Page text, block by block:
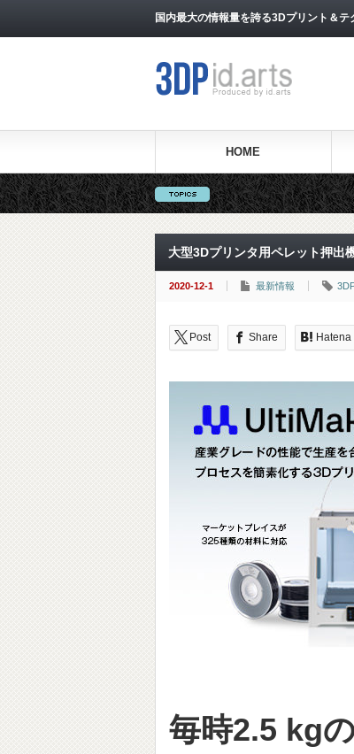
国内最大の情報量を誇る3Dプリント＆
HOME
大型3Dプリンタ用ペレット押出
2020-12-1 最新情報
Post Share Hatena
毎時2.5 kg